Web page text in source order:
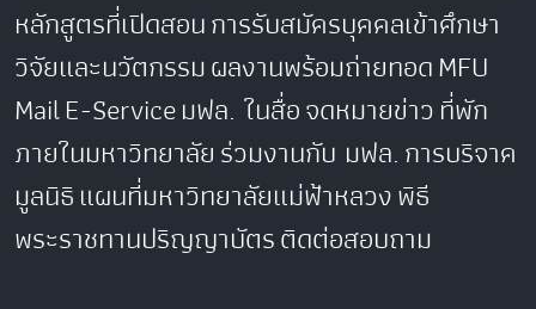
หลักสูตรที่เปิดสอนการรับสมัครบุคคลเข้าศึกษา
วิจัยและนวัตกรรมผลงานพร้อมถ่ายทอดMFU
MailE-Serviceมฟล. ในสื่อจดหมายข่าวที่พัก
ภายในมหาวิทยาลัยร่วมงานกับ มฟล.การบริจาค
มูลนิธิแผนที่มหาวิทยาลัยแม่ฟ้าหลวงพิธี
พระราชทานปริญญาบัตรติดต่อสอบถาม